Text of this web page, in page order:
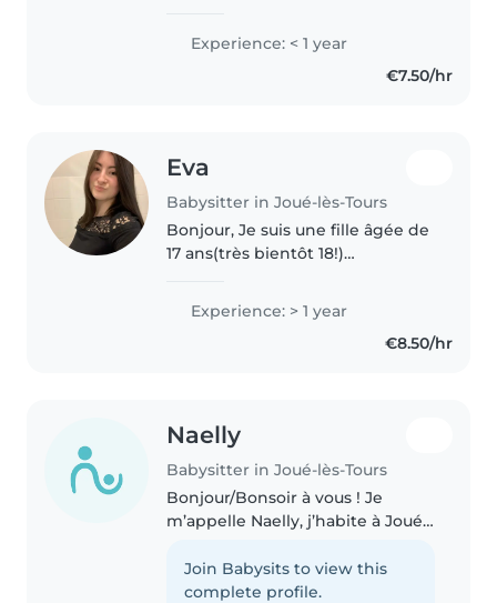
classe. Soucieuse du bien-être de
vos enfants, je ferai de mon
mieux pour les satisfaire et vous
Experience: < 1 year
€7.50/hr
Eva
Babysitter in Joué-lès-Tours
Bonjour, Je suis une fille âgée de
17 ans(très bientôt 18!)
l'écoute je saurai prendre soin de
vos petits !! 🫶🏻Je m'occupe
régulièrement de mon neveu..
Experience: > 1 year
€8.50/hr
Naelly
Babysitter in Joué-lès-Tours
Bonjour/Bonsoir à vous ! Je
m’appelle Naelly, j’habite à Joué-
cette année. Je suis une fille qui
a toujours son âme d’enfance,
Join Babysits to view this
complete profile.